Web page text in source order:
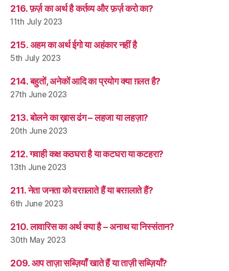
216. फ़र्ज़ का अर्थ है कर्तव्य और फ़र्ज़ करो का?
11th July 2023
215. अहम का अर्थ ईगो या अहंकार नहीं है
5th July 2023
214. बहुतों, अनेकों आदि का प्रयोग क्या ग़लत है?
27th June 2023
213. बोलने का ख़ास ढंग – लहजा या लहज़ा?
20th June 2023
212. गवाही कक्ष कठघरा है या कटघरा या कटहरा?
13th June 2023
211. नेता जनता को वरग़लाते हैं या बरग़लाते हैं?
6th June 2023
210. लावारिस का अर्थ क्या है – अनाथ या निस्संतान?
30th May 2023
209. आप ताज़ा सब्ज़ियाँ खाते हैं या ताज़ी सब्ज़ियाँ?